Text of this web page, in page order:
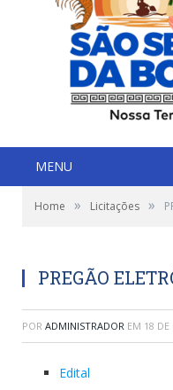
MENU
Home » Licitações »
PREGÃO
POR ADMINISTRADOR EM 18
Edital